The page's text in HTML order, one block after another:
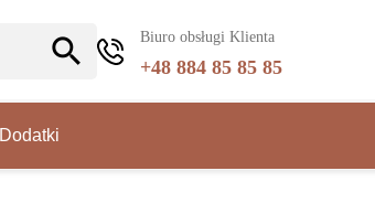
search Biuro obsługi Klienta
+48 884 85 85 85
Dodatki